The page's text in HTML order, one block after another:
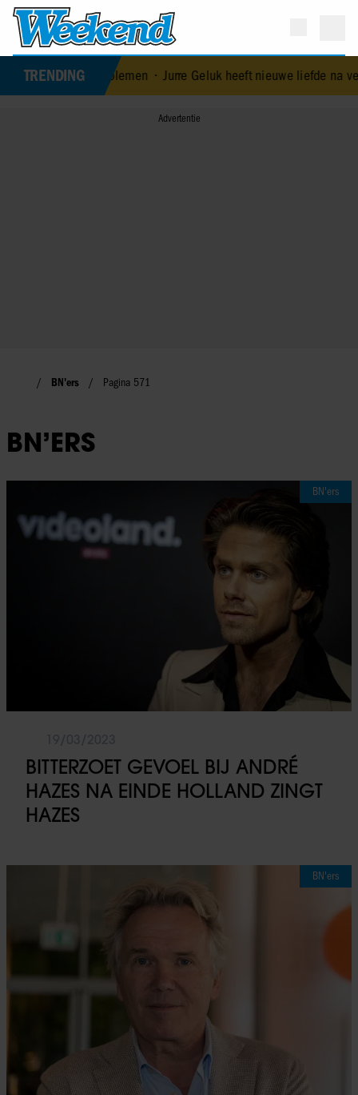
TRENDING •Jurre Geluk heeft nieuwe liefde na verbroken
BN'ers Pagina 571
BN’ERS
BN'ers
BITTERZOET GEVOEL BIJ ANDRÉ
HAZES NA EINDE HOLLAND ZINGT
HAZES
BN'ers